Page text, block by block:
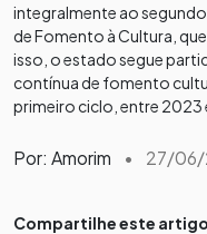
integralmente ao
de Fomento à Cultura,
isso, o estado segue
contínua de fomento
primeiro ciclo, entre 2023
Por: Amorim • 27/
Compartilhe este artigo